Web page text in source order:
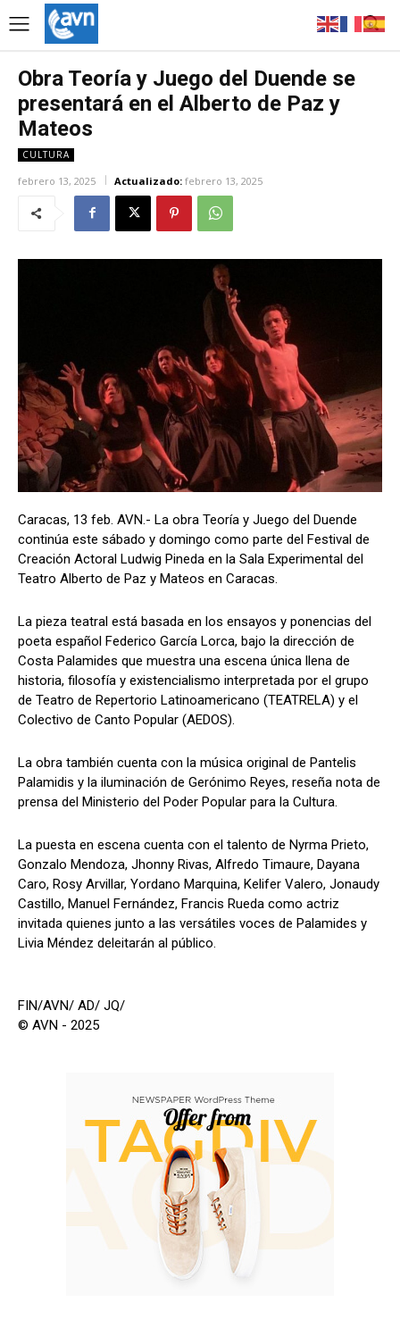
Obra Teoría y Juego del Duende se
presentará en el Alberto de Paz y
Mateos
CULTURA
febrero 13, 2025 Actualizado: febrero 13, 2025
Caracas, 13 feb. AVN.- La obra Teoría y Juego del Duende
continúa este sábado y domingo como parte del Festival de
Creación Actoral Ludwig Pineda en la Sala Experimental del
Teatro Alberto de Paz y Mateos en Caracas.
La pieza teatral está basada en los ensayos y ponencias del
poeta español Federico García Lorca, bajo la dirección de
Costa Palamides que muestra una escena única llena de
historia, filosofía y existencialismo interpretada por el grupo
de Teatro de Repertorio Latinoamericano (TEATRELA) y el
Colectivo de Canto Popular (AEDOS).
La obra también cuenta con la música original de Pantelis
Palamidis y la iluminación de Gerónimo Reyes, reseña nota de
prensa del Ministerio del Poder Popular para la Cultura.
La puesta en escena cuenta con el talento de Nyrma Prieto,
Gonzalo Mendoza, Jhonny Rivas, Alfredo Timaure, Dayana
Caro, Rosy Arvillar, Yordano Marquina, Kelifer Valero, Jonaudy
Castillo, Manuel Fernández, Francis Rueda como actriz
invitada quienes junto a las versátiles voces de Palamides y
Livia Méndez deleitarán al público.
FIN/AVN/ AD/ JQ/
© AVN - 2025